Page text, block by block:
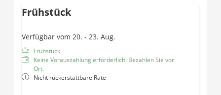
Frühstück
Verfügbar vom 20. - 23. Aug.
Frühstück
Keine Vorauszahlung erforderlich! Bezahlen Sie vor
Ort.
Nicht rückerstattbare Rate